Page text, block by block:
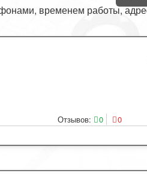
временем работы,
Отзывов: 0 0